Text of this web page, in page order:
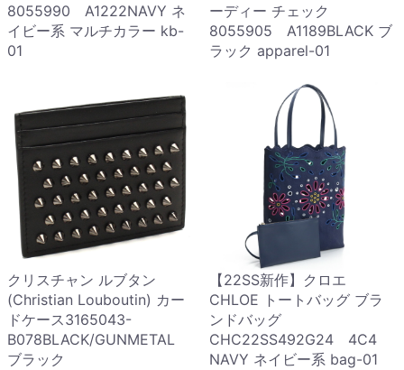
8055990 A1222NAVY ネ
イビー系 マルチカラー kb-
01
ーディー チェック
8055905 A1189BLACK ブ
ラック apparel-01
クリスチャン ルブタン
(Christian Louboutin) カー
ドケース3165043-
B078BLACK/GUNMETAL
ブラック
【22SS新作】クロエ
CHLOE トートバッグ ブラ
ンドバッグ
CHC22SS492G24 4C4
NAVY ネイビー系 bag-01